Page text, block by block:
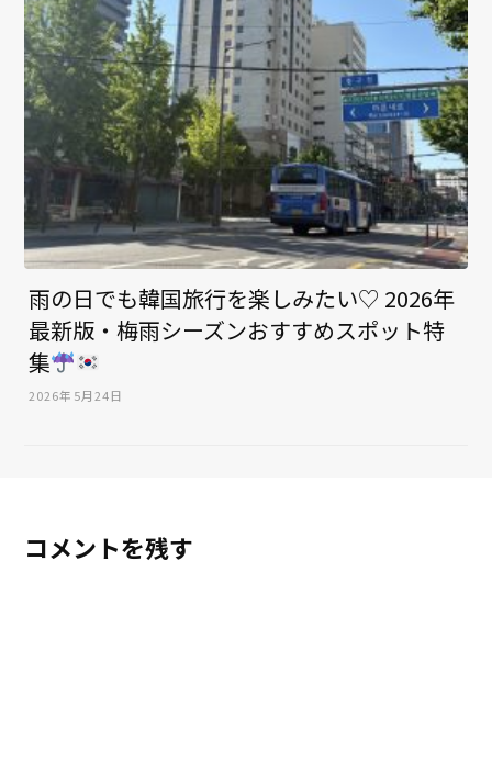
雨の日でも韓国旅行を楽しみたい♡ 2026年
最新版・梅雨シーズンおすすめスポット特
集
2026年5月24日
コメントを残す